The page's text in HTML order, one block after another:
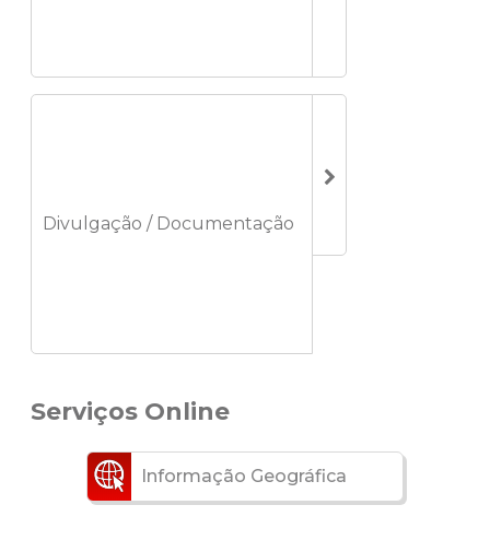
Divulgação / Documentação
Serviços Online
Informação Geográfica